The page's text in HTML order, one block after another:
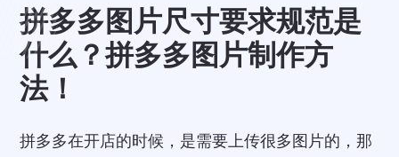
拼多多图片尺寸要求规范是
什么？拼多多图片制作方
法！
拼多多在开店的时候，是需要上传很多图片的，那